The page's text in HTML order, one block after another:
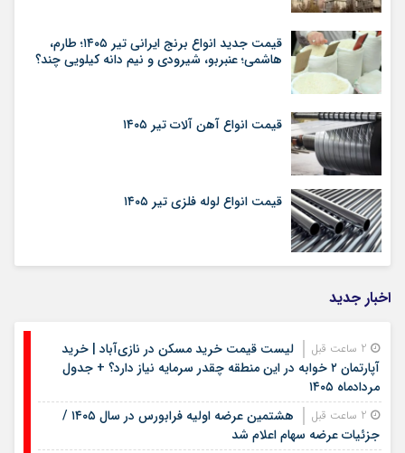
قیمت جدید انواع برنج ایرانی تیر ۱۴۰۵؛ طارم،
هاشمی؛ عنبربو، شیرودی و نیم دانه کیلویی چند؟
قیمت انواع آهن آلات تیر ۱۴۰۵
قیمت انواع لوله فلزی تیر ۱۴۰۵
اخبار جدید
لیست قیمت خرید مسکن در نازی‌آباد | خرید
آپارتمان ۲ خوابه در این منطقه چقدر سرمایه نیاز دارد؟ + جدول
مردادماه ۱۴۰۵
هشتمین عرضه اولیه فرابورس در سال ۱۴۰۵ /
جزئیات عرضه سهام اعلام شد